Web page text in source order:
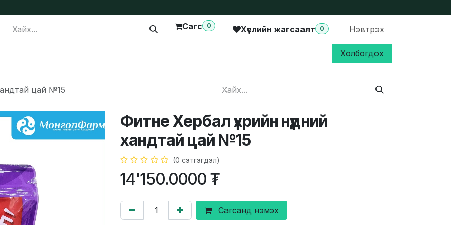
Сагс 0 Хүслийн жагсаалт 0 Нэвтрэх
Холбогдох
цай №15
Фитне Хербал үхрийн нүдний
хандтай цай №15
(0 сэтгэгдэл)
14'150.0000 ₮
Сагсанд нэмэх